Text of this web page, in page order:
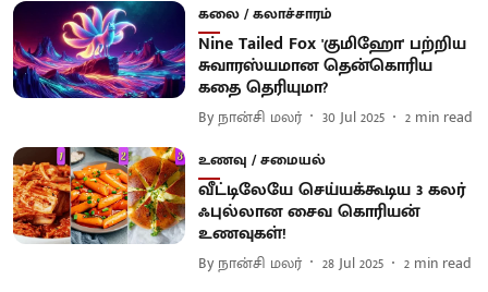
கலை / கலாச்சாரம்
Nine Tailed Fox 'குமிஹோ' பற்றிய
சுவாரஸ்யமான தென்கொரிய
கதை தெரியுமா?
By நான்சி மலர் 30 Jul 2025 2 min read
உணவு / சமையல்
வீட்டிலேயே செய்யக்கூடிய 3 கலர்
ஃபுல்லான சைவ கொரியன்
உணவுகள்!
By நான்சி மலர் 28 Jul 2025 2 min read